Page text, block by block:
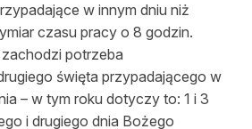
Polskiego”
w innym dniu niż
czasu pracy o 8 godzin.
potrzeba
święta przypadającego w
– w tym roku dotyczy to: 1 i 3
i drugiego dnia Bożego